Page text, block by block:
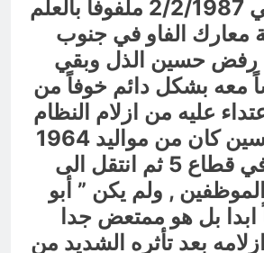
الذي وصل في 2/2/1987 ملفوفاً بالعلم
معارك الفاو في جنوب
رفض حسين الذل وبقي
بشكل دائم خوفاً من
عليه من ازلام النظام
وجلاوزته ؛ حسين كان من مواليد 1964
وكان يسكن في قطاع 5 ثم انتقل الى
دور الموظفين , ولم يكن ” أبو
بل هو ممتعض جدا
بعد تأثره الشديد من